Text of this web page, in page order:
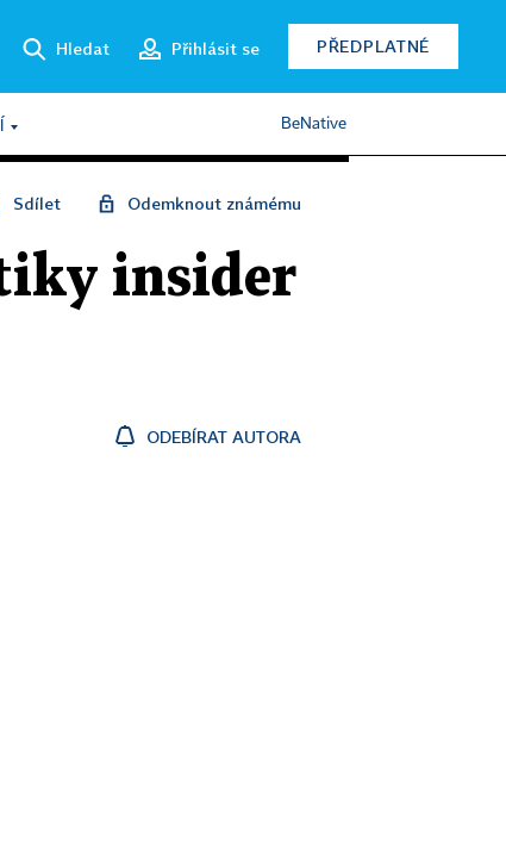
Hledat Přihlásit se PŘEDPLATNÉ
BeNative
Sdílet Odemknout známému
insider
ODEBÍRAT AUTORA